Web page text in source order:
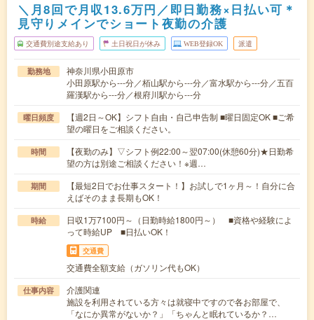
＼月8回で月収13.6万円／即日勤務×日払い可＊
見守りメインでショート夜勤の介護
交通費別途支給あり 土日祝日が休み WEB登録OK 派遣
勤務地
神奈川県小田原市
小田原駅から---分／栢山駅から---分／富水駅から---分／五百
羅漢駅から---分／根府川駅から---分
曜日頻度
【週2日～OK】シフト自由・自己申告制 ■曜日固定OK ■ご希
望の曜日をご相談ください。
時間
【夜勤のみ】▽シフト例22:00～翌07:00(休憩60分)★日勤希
望の方は別途ご相談ください！※週…
期間
【最短2日でお仕事スタート！】お試しで1ヶ月～！自分に合
えばそのまま長期もOK！
時給
日収1万7100円～（日勤時給1800円～） ■資格や経験によ
って時給UP ■日払いOK！
交通費
交通費全額支給（ガソリン代もOK）
仕事内容
介護関連
施設を利用されている方々は就寝中ですので各お部屋で、
「なにか異常がないか？」「ちゃんと眠れているか？…